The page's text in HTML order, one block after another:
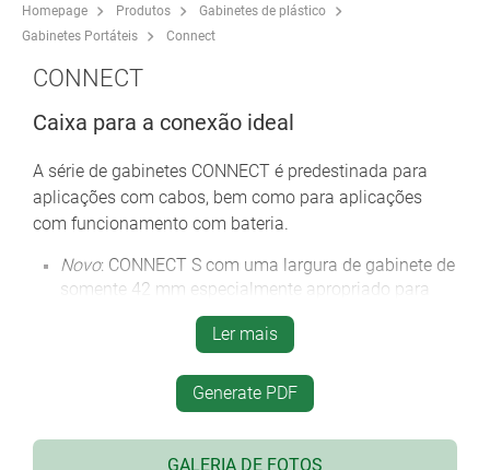
Homepage Produtos
Gabinetes de plástico
Gabinetes Portáteis
Connect
CONNECT
Caixa para a conexão ideal
A série de gabinetes CONNECT é predestinada para
aplicações com cabos, bem como para aplicações
com funcionamento com bateria.
Novo: CONNECT S com uma largura de gabinete de
somente 42 mm especialmente apropriado para
pegar, ideal para comandos à distância, aparelhos
de medição, instrumentos de ensaio etc., ou como
dois lados de gabinete, convexo e achatado com
um painel com área recessada
os dois lados encaixam um no outro sem a
Ler mais
Generate PDF
GALERIA DE FOTOS